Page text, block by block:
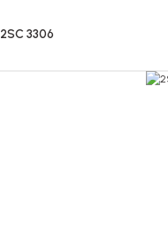
2SC 3306